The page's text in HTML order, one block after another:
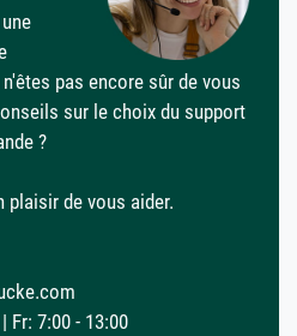
pas encore sûr de vous
sur le choix du support
?
plaisir de vous aider.
Fr: 7:00 - 13:00